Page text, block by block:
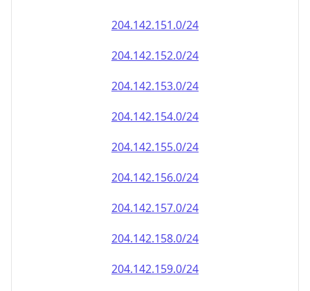
204.142.151.0/24
204.142.152.0/24
204.142.153.0/24
204.142.154.0/24
204.142.155.0/24
204.142.156.0/24
204.142.157.0/24
204.142.158.0/24
204.142.159.0/24